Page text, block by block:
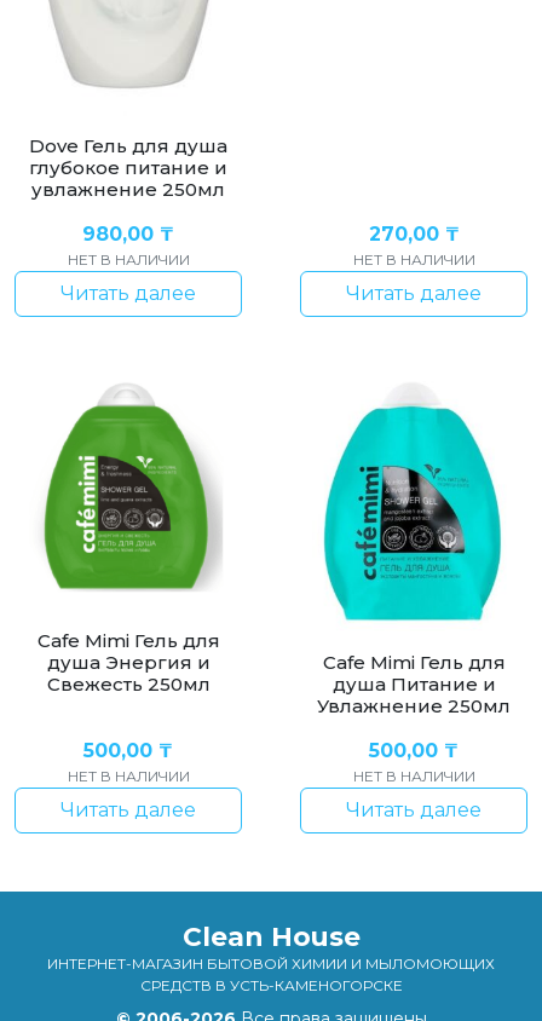
Dove Гель для душа
глубокое питание и
увлажнение 250мл
980,00 ₸
НЕТ В НАЛИЧИИ
Читать далее
270,00 ₸
НЕТ В НАЛИЧИИ
Читать далее
Cafe Mimi Гель для
душа Энергия и
Свежесть 250мл
500,00 ₸
НЕТ В НАЛИЧИИ
Читать далее
Cafe Mimi Гель для
душа Питание и
Увлажнение 250мл
500,00 ₸
НЕТ В НАЛИЧИИ
Читать далее
Clean House
ИНТЕРНЕТ-МАГАЗИН БЫТОВОЙ ХИМИИ И МЫЛОМОЮЩИХ
СРЕДСТВ В УСТЬ-КАМЕНОГОРСКЕ